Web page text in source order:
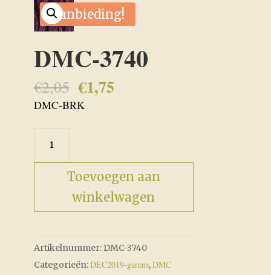
Aanbieding!
DMC-3740
€2,05 Oorspronkelijke
prijs
€1,75Huidige
DMC-BRK
3740
aantal
Toevoegen aan
winkelwagen
Artikelnummer: DMC-3740
Categorieën:DEC2019-garens,DMC